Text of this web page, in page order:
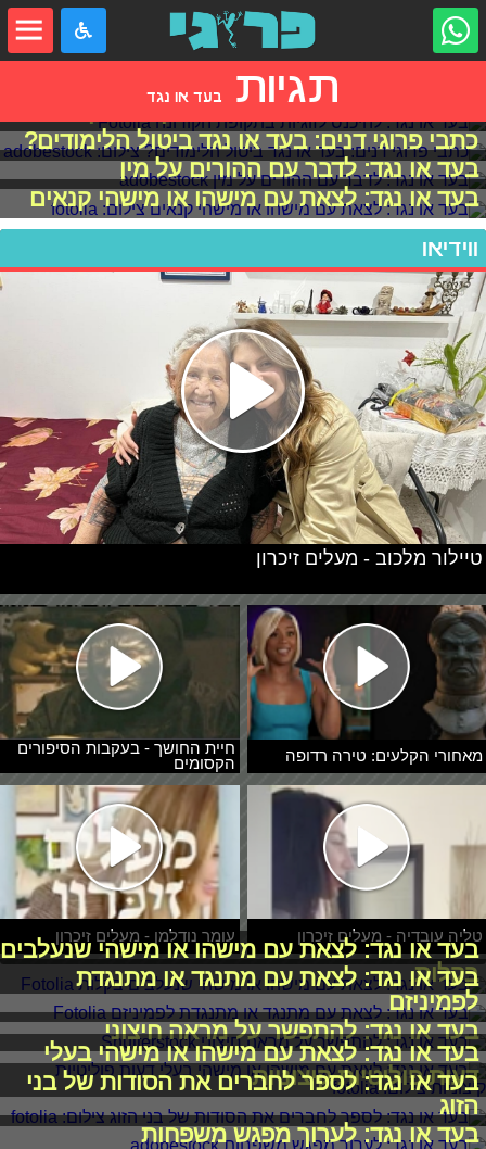
תגיות בעד או נגד
בעד או נגד: להיכנס לזוגיות בתקופת הקורונה
כתבי פרוגי דנים: בעד או נגד ביטול הלימודים?
בעד או נגד: לדבר עם ההורים על מין
בעד או נגד: לצאת עם מישהו או מישהי קנאים
ווידיאו
מאחורי הקלעים: טירה רדופה
חיית החושך - בעקבות הסיפורים
הקסומים
טליה עובדיה - מעלים זיכרון עומר נודלמן - מעלים זיכרון
טיילור מלכוב - מעלים זיכרון
בעד או נגד: לצאת עם מישהו או מישהי שנעלבים
בקלות
בעד או נגד: לצאת עם מתנגד או מתנגדת
לפמיניזם
בעד או נגד: להתפשר על מראה חיצוני
בעד או נגד: לצאת עם מישהו או מישהי בעלי
דעות פוליטיות קיצוניות
בעד או נגד: לספר לחברים את הסודות של בני
הזוג
בעד או נגד: לערוך מפגש משפחות